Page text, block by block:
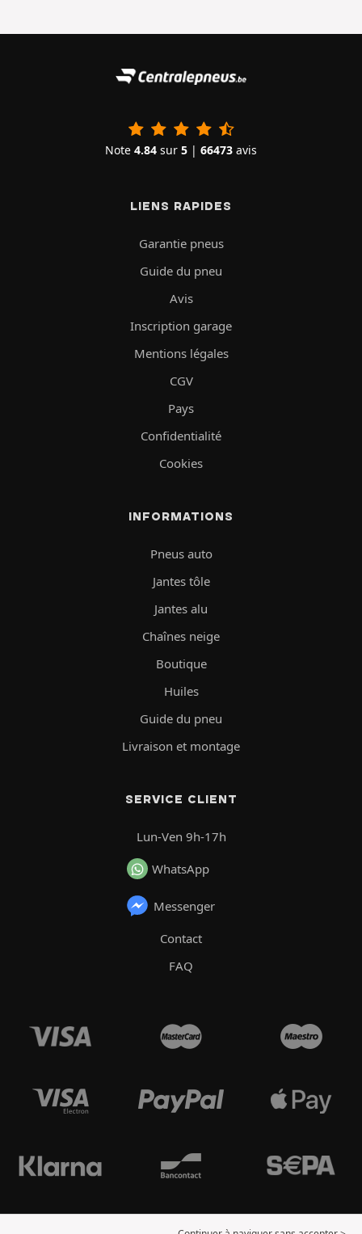
Note 4.84 sur 5 | 66473 avis
LIENS RAPIDES
Garantie pneus
Guide du pneu
Avis
Inscription garage
Mentions légales
CGV
Pays
Confidentialité
Cookies
INFORMATIONS
Pneus auto
Jantes tôle
Jantes alu
Chaînes neige
Boutique
Huiles
Guide du pneu
Livraison et montage
SERVICE CLIENT
Lun-Ven 9h-17h
WhatsApp
Messenger
Contact
FAQ